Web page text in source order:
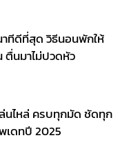
ทีดีที่สุด วิธีนอนพักให้
ตื่นมาไม่ปวดหัว
นไหล่ ครบทุกมัด ชัดทุก
เดทปี 2025